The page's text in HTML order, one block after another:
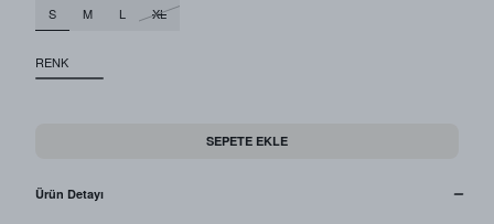
S
M L XL
RENK
SEPETE EKLE
Ürün Detayı